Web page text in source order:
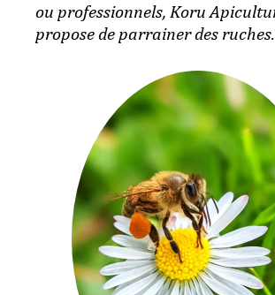
ou professionnels, Koru
propose de parrainer des ruches.